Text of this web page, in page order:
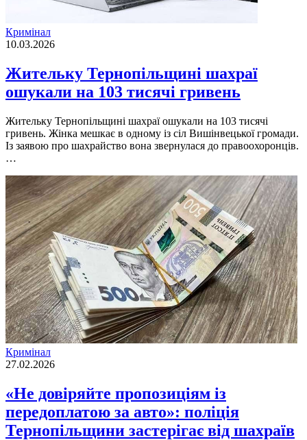
Кримінал
10.03.2026
Жительку Тернопільщині шахраї
ошукали на 103 тисячі гривень
Жительку Тернопільщині шахраї ошукали на 103 тисячі
гривень. Жінка мешкає в одному із сіл Вишінвецької громади.
Із заявою про шахрайство вона звернулася до правоохоронців.
…
Кримінал
27.02.2026
«Не довіряйте пропозиціям із
передоплатою за авто»: поліція
Тернопільщини застерігає від шахраїв